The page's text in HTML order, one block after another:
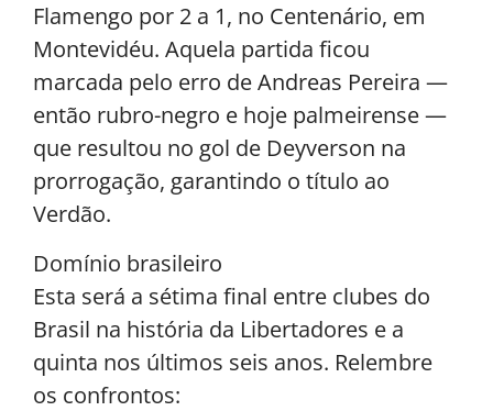
Flamengo por 2 a 1, no Centenário, em
Montevidéu. Aquela partida ficou
marcada pelo erro de Andreas Pereira —
então rubro-negro e hoje palmeirense —
que resultou no gol de Deyverson na
prorrogação, garantindo o título ao
Verdão.
Domínio brasileiro
Esta será a sétima final entre clubes do
Brasil na história da Libertadores e a
quinta nos últimos seis anos. Relembre
os confrontos: